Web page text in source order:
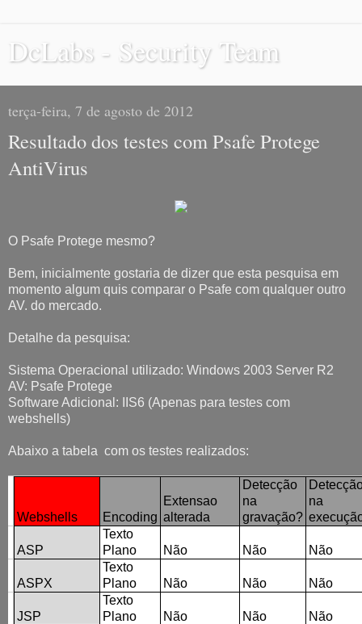
DcLabs - Security Team
terça-feira, 7 de agosto de 2012
Resultado dos testes com Psafe Protege
AntiVirus
O Psafe Protege mesmo?
Bem, inicialmente gostaria de dizer que esta pesquisa em
momento algum quis comparar o Psafe com qualquer outro
AV. do mercado.
Detalhe da pesquisa:
Sistema Operacional utilizado: Windows 2003 Server R2
AV: Psafe Protege
Software Adicional: IIS6 (Apenas para testes com
webshells)
Abaixo a tabela com os testes realizados:
Webshells Encoding
Extensao
alterada
Detecção
na
gravação?
na
ASP
Texto
Plano
Não Não Não
ASPX
Texto
Plano
Não Não Não
JSP
Texto
Plano
Não Não Não